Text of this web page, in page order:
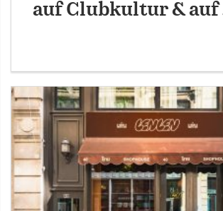
auf Clubkultur & auf